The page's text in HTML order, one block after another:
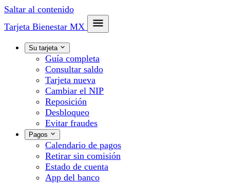
Saltar al contenido
Tarjeta Bienestar MX
Su tarjeta
Guía completa
Consultar saldo
Tarjeta nueva
Cambiar el NIP
Reposición
Desbloqueo
Evitar fraudes
Pagos
Calendario de pagos
Retirar sin comisión
Estado de cuenta
App del banco